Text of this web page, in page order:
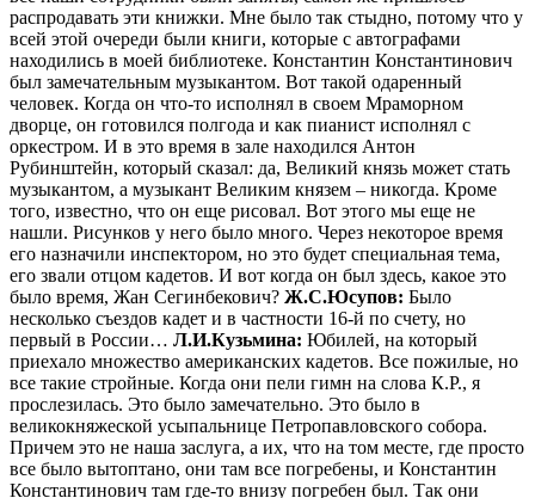
распродавать эти книжки. Мне было так стыдно, потому что у
всей этой очереди были книги, которые с автографами
находились в моей библиотеке. Константин Константинович
был замечательным музыкантом. Вот такой одаренный
человек. Когда он что-то исполнял в своем Мраморном
дворце, он готовился полгода и как пианист исполнял с
оркестром. И в это время в зале находился Антон
Рубинштейн, который сказал: да, Великий князь может стать
музыкантом, а музыкант Великим князем – никогда. Кроме
того, известно, что он еще рисовал. Вот этого мы еще не
нашли. Рисунков у него было много. Через некоторое время
его назначили инспектором, но это будет специальная тема,
его звали отцом кадетов. И вот когда он был здесь, какое это
было время, Жан Сегинбекович? Ж.С.Юсупов: Было
несколько съездов кадет и в частности 16-й по счету, но
первый в России… Л.И.Кузьмина: Юбилей, на который
приехало множество американских кадетов. Все пожилые, но
все такие стройные. Когда они пели гимн на слова К.Р., я
прослезилась. Это было замечательно. Это было в
великокняжеской усыпальнице Петропавловского собора.
Причем это не наша заслуга, а их, что на том месте, где просто
все было вытоптано, они там все погребены, и Константин
Константинович там где-то внизу погребен был. Так они